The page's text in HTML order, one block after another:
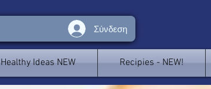
Σύνδεση
Healthy Ideas NEW Recipies - NEW!